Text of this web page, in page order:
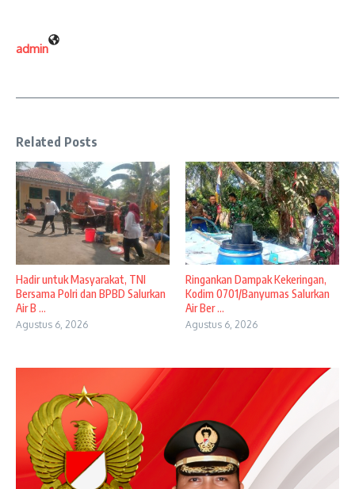
admin
Related Posts
Hadir untuk Masyarakat, TNI
Bersama Polri dan BPBD Salurkan
Air B ...
Agustus 6, 2026
Ringankan Dampak Kekeringan,
Kodim 0701/Banyumas Salurkan
Air Ber ...
Agustus 6, 2026